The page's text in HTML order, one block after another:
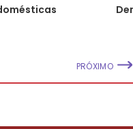
PRÓXIMO